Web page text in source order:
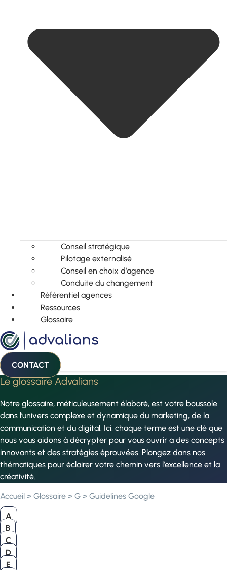
Conseil stratégique
Pilotage externalisé
Conseil en choix d’agence
Conduite du changement
Référentiel agences
Ressources
Glossaire
CONTACT
Le glossaire Advalians
Notre glossaire, méticuleusement élaboré, est votre boussole
dans l’univers complexe et dynamique du marketing, de la
communication et du digital. Ici, chaque terme est une clé que
nous vous aidons à décrypter pour vous ouvrir a des concepts
innovants et des stratégies éprouvées. Plongez dans nos
thématiques pour éclairer votre chemin vers l’excellence et la
créativité.
Accueil > Glossaire > G > Guidelines Google
A
B
C
D
E